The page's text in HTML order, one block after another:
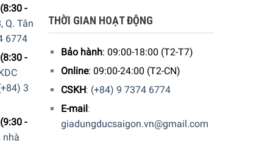
-
Q. Tân
6774
-
3
-
nhà
THỜI GIAN HOẠT ĐỘNG
Bảo hành: 09:00-18:00 (T2-T7)
Online: 09:00-24:00 (T2-CN)
CSKH: (+84) 9 7374 6774
E-mail:
giadungducsaigon.vn@gmail.com